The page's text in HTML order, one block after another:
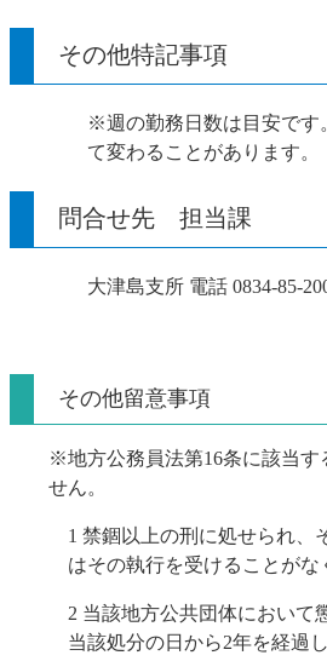
その他特記事項
※週の勤務日数は目安です
て変わることがあります。
問合せ先 担当課
大津島支所 電話
その他留意事項
※地方公務員法第16条に該当す
せん。
1 禁錮以上の刑に処せられ、
はその執行を受けることがな
2 当該地方公共団体において
当該処分の日から2年を経過